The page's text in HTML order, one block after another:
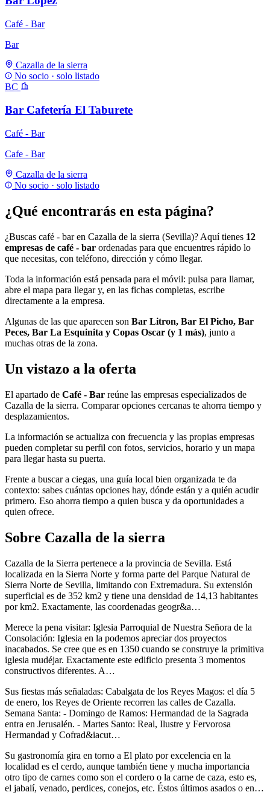
Café - Bar
Bar
Cazalla de la sierra
No socio · solo listado
BC
Bar Cafetería El Taburete
Café - Bar
Cafe - Bar
Cazalla de la sierra
No socio · solo listado
¿Qué encontrarás en esta página?
¿Buscas café - bar en Cazalla de la sierra (Sevilla)? Aquí tienes 12
empresas de café - bar ordenadas para que encuentres rápido lo
que necesitas, con teléfono, dirección y cómo llegar.
Toda la información está pensada para el móvil: pulsa para llamar,
abre el mapa para llegar y, en las fichas completas, escribe
directamente a la empresa.
Algunas de las que aparecen son Bar Litron, Bar El Picho, Bar
Peces, Bar La Esquinita y Copas Oscar (y 1 más), junto a
muchas otras de la zona.
Un vistazo a la oferta
El apartado de Café - Bar reúne las empresas especializados de
Cazalla de la sierra. Comparar opciones cercanas te ahorra tiempo y
desplazamientos.
La información se actualiza con frecuencia y las propias empresas
pueden completar su perfil con fotos, servicios, horario y un mapa
para llegar hasta su puerta.
Frente a buscar a ciegas, una guía local bien organizada te da
contexto: sabes cuántas opciones hay, dónde están y a quién acudir
primero. Eso ahorra tiempo a quien busca y da oportunidades a
quien ofrece.
Sobre Cazalla de la sierra
Cazalla de la Sierra pertenece a la provincia de Sevilla. Está
localizada en la Sierra Norte y forma parte del Parque Natural de
Sierra Norte de Sevilla, limitando con Extremadura. Su extensión
superficial es de 352 km2 y tiene una densidad de 14,13 habitantes
por km2. Exactamente, las coordenadas geogr&a…
Merece la pena visitar: Iglesia Parroquial de Nuestra Señora de la
Consolación: Iglesia en la podemos apreciar dos proyectos
inacabados. Se cree que es en 1350 cuando se construye la primitiva
iglesia mudéjar. Exactamente este edificio presenta 3 momentos
constructivos diferentes. A…
Sus fiestas más señaladas: Cabalgata de los Reyes Magos: el día 5
de enero, los Reyes de Oriente recorren las calles de Cazalla.
Semana Santa: - Domingo de Ramos: Hermandad de la Sagrada
entra en Jerusalén. - Martes Santo: Real, Ilustre y Fervorosa
Hermandad y Cofrad&iacut…
Su gastronomía gira en torno a El plato por excelencia en la
localidad es el cerdo, aunque también tiene y mucha importancia
otro tipo de carnes como son el cordero o la carne de caza, esto es,
el jabalí, venado, perdices, conejos, etc. Éstos últimos asados o en…